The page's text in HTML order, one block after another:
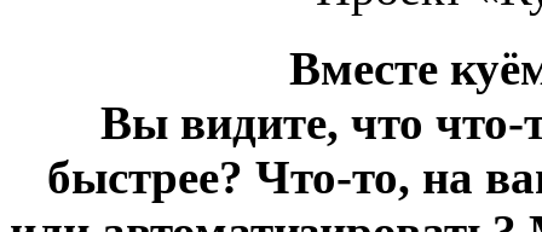
Вместе
Вы видите, что
быстрее? Что-то, на